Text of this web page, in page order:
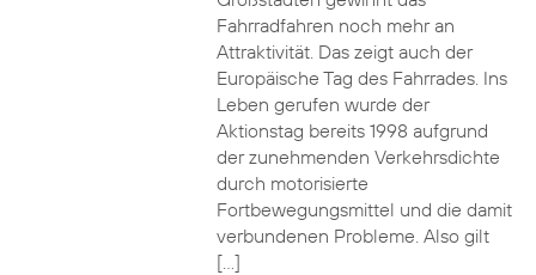
Fahrradfahren noch mehr an
Attraktivität. Das zeigt auch der
Europäische Tag des Fahrrades. Ins
Leben gerufen wurde der
Aktionstag bereits 1998 aufgrund
der zunehmenden Verkehrsdichte
durch motorisierte
Fortbewegungsmittel und die damit
verbundenen Probleme. Also gilt
[…]